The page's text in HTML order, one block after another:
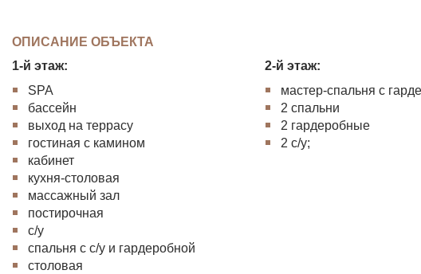
ОПИСАНИЕ ОБЪЕКТА
1-й этаж:
SPA
бассейн
выход на террасу
гостиная с камином
кабинет
кухня-столовая
массажный зал
постирочная
с/у
спальня с с/у и гардеробной
столовая
2-й этаж:
мастер-спальня с
2 спальни
2 гардеробные
2 с/у;